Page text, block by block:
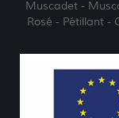
Muscadet -
Rosé - Pétillant -